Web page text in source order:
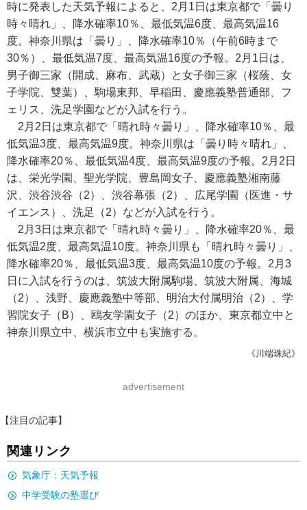
時に発表した天気予報によると、2月1日は東京都で「曇り
時々晴れ」、降水確率10％、最低気温6度、最高気温16
度。神奈川県は「曇り」、降水確率10％（午前6時まで
30％）、最低気温7度、最高気温16度の予報。2月1日は、
男子御三家（開成、麻布、武蔵）と女子御三家（桜蔭、女
子学院、雙葉）、駒場東邦、早稲田、慶應義塾普通部、フ
ェリス、洗足学園などが入試を行う。
2月2日は東京都で「晴れ時々曇り」、降水確率10％、最
低気温3度、最高気温9度。神奈川県は「曇り時々晴れ」、
降水確率20％、最低気温4度、最高気温9度の予報。2月2日
は、栄光学園、聖光学院、豊島岡女子、慶應義塾湘南藤
沢、渋谷渋谷（2）、渋谷幕張（2）、広尾学園（医進・サ
イエンス）、洗足（2）などが入試を行う。
2月3日は東京都で「晴れ時々曇り」、降水確率20％、最
低気温2度、最高気温10度。神奈川県も「晴れ時々曇り」、
降水確率20％、最低気温3度、最高気温10度の予報。2月3
日に入試を行うのは、筑波大附属駒場、筑波大附属、海城
（2）、浅野、慶應義塾中等部、明治大付属明治（2）、学
習院女子（B）、鴎友学園女子（2）のほか、東京都立中と
神奈川県立中、横浜市立中も実施する。
《川端珠紀》
advertisement
【注目の記事】
関連リンク
気象庁：天気予報
中学受験の塾選び